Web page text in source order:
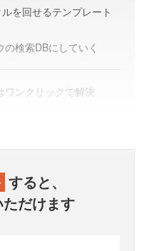
を回せるテンプレート
検索DBにしていく
ワンクリックで解決
すると、
だけます